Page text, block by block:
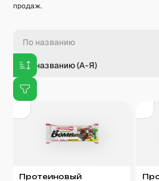
продаж.
По названию (А-Я)
Протеиновый